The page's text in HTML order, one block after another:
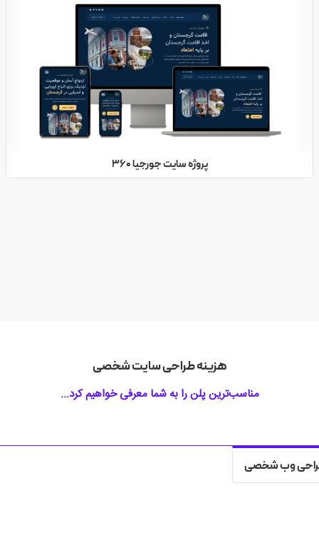
پروژه سایت جورجیا 360
هزینه طراحی سایت شخصی
مناسب‌ترین پلن را به شما معرفی خواهیم کرد...
وب شخصی